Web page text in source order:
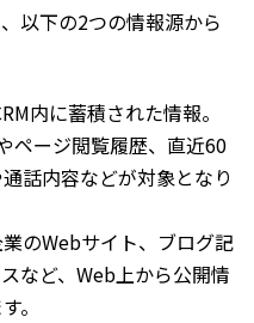
以下の2つの情報源から
内に蓄積された情報。
ページ閲覧履歴、直近60
話内容などが対象となり
業のWebサイト、ブログ記
など、Web上から公開情
。